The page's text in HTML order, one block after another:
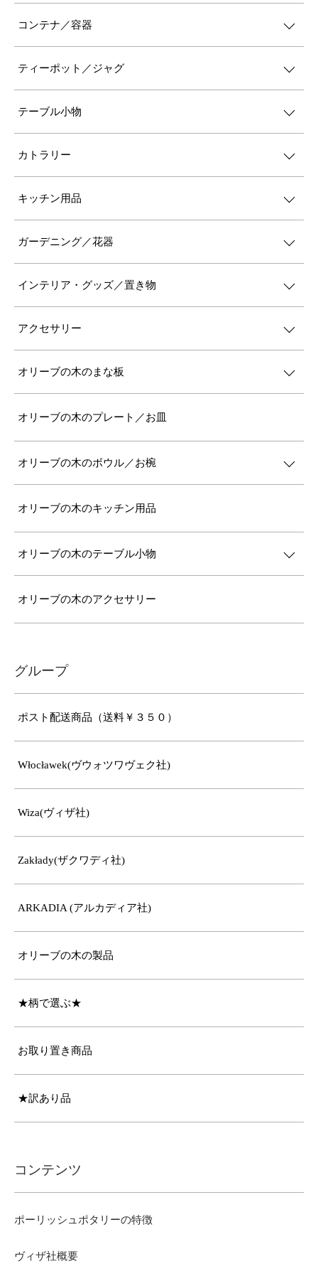
コンテナ／容器
ティーポット／ジャグ
テーブル小物
カトラリー
キッチン用品
ガーデニング／花器
インテリア・グッズ／置き物
アクセサリー
オリーブの木のまな板
オリーブの木のプレート／お皿
オリーブの木のボウル／お椀
オリーブの木のキッチン用品
オリーブの木のテーブル小物
オリーブの木のアクセサリー
グループ
ポスト配送商品（送料￥３５０）
Włocławek(ヴウォツワヴェク社)
Wiza(ヴィザ社)
Zakłady(ザクワディ社)
ARKADIA (アルカディア社)
オリーブの木の製品
★柄で選ぶ★
お取り置き商品
★訳あり品
コンテンツ
ポーリッシュポタリーの特徴
ヴィザ社概要